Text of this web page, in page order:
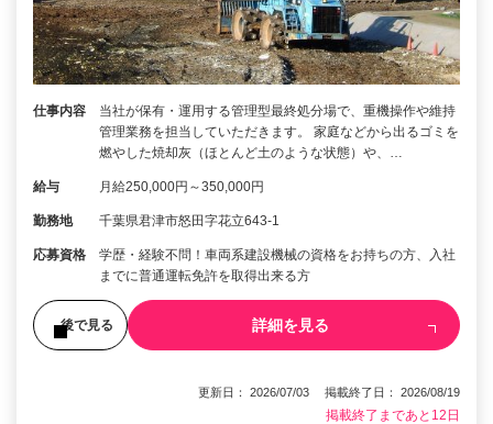
仕事内容
当社が保有・運用する管理型最終処分場で、重機操作や維持
管理業務を担当していただきます。 家庭などから出るゴミを
燃やした焼却灰（ほとんど土のような状態）や、…
給与 月給250,000円～350,000円
勤務地 千葉県君津市怒田字花立643-1
応募資格
学歴・経験不問！車両系建設機械の資格をお持ちの方、入社
までに普通運転免許を取得出来る方
後で見る 詳細を見る
更新日： 2026/07/03 掲載終了日： 2026/08/19
掲載終了まであと12日